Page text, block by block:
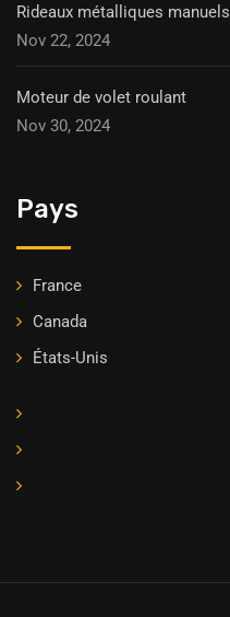
Rideaux métalliques manuels
Nov 22, 2024
Moteur de volet roulant
Nov 30, 2024
Pays
France
Canada
États-Unis